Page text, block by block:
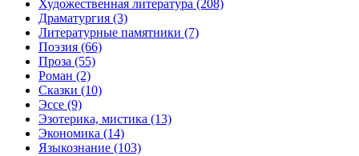
Художественная литература (208)
Драматургия (3)
Литературные памятники (7)
Поэзия (66)
Проза (55)
Роман (2)
Сказки (10)
Эссе (9)
Эзотерика, мистика (13)
Экономика (14)
Языкознание (103)